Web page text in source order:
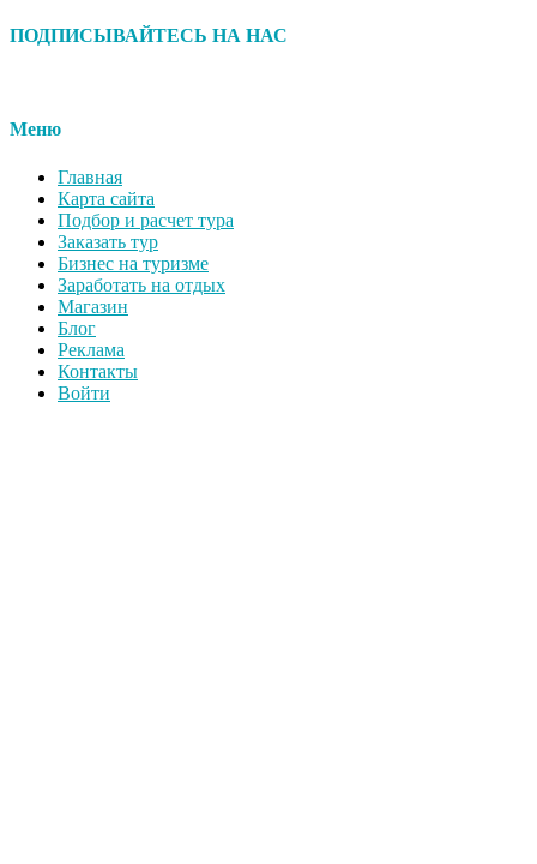
ПОДПИСЫВАЙТЕСЬ НА НАС
Меню
Главная
Карта сайта
Подбор и расчет тура
Заказать тур
Бизнес на туризме
Заработать на отдых
Магазин
Блог
Реклама
Контакты
Войти